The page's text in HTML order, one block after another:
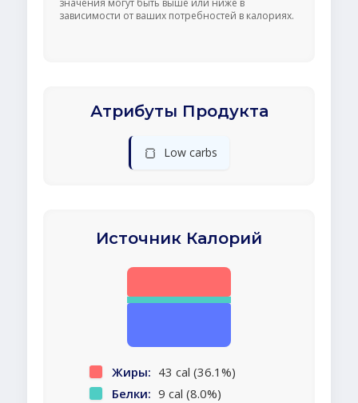
значения могут быть выше или ниже в
зависимости от ваших потребностей в калориях.
Атрибуты Продукта
🍞 Low carbs
Источник Калорий
Жиры: 43 cal (36.1%)
Белки: 9 cal (8.0%)